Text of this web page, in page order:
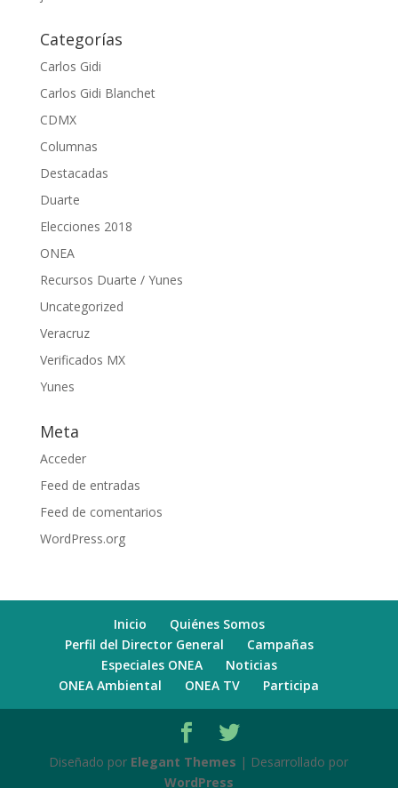
Categorías
Carlos Gidi
Carlos Gidi Blanchet
CDMX
Columnas
Destacadas
Duarte
Elecciones 2018
ONEA
Recursos Duarte / Yunes
Uncategorized
Veracruz
Verificados MX
Yunes
Meta
Acceder
Feed de entradas
Feed de comentarios
WordPress.org
Inicio
Quiénes Somos
Perfil del Director General
Campañas
Especiales ONEA
Noticias
ONEA Ambiental
ONEA TV Participa
Diseñado por Elegant Themes | Desarrollado por
WordPress